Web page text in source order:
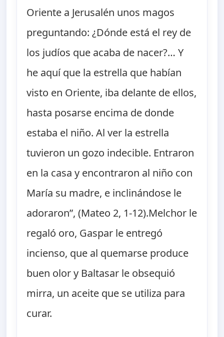
Oriente a Jerusalén unos magos
preguntando: ¿Dónde está el rey de
los judíos que acaba de nacer?… Y
he aquí que la estrella que habían
visto en Oriente, iba delante de ellos,
hasta posarse encima de donde
estaba el niño. Al ver la estrella
tuvieron un gozo indecible. Entraron
en la casa y encontraron al niño con
María su madre, e inclinándose le
adoraron”, (Mateo 2, 1-12).Melchor le
regaló oro, Gaspar le entregó
incienso, que al quemarse produce
buen olor y Baltasar le obsequió
mirra, un aceite que se utiliza para
curar.